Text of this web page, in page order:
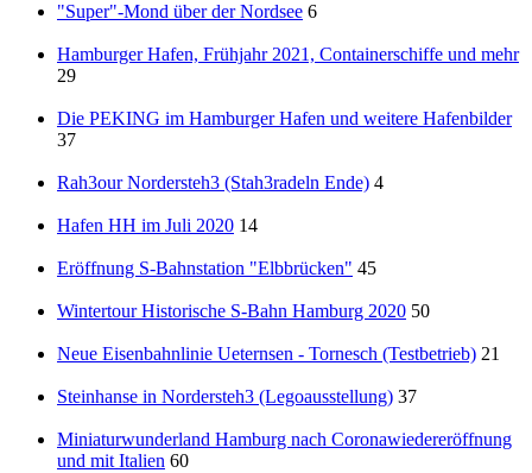
"Super"-Mond über der Nordsee 6
Hamburger Hafen, Frühjahr 2021, Containerschiffe und mehr
29
Die PEKING im Hamburger Hafen und weitere Hafenbilder
37
Rah3our Nordersteh3 (Stah3radeln Ende) 4
Hafen HH im Juli 2020 14
Eröffnung S-Bahnstation "Elbbrücken" 45
Wintertour Historische S-Bahn Hamburg 2020 50
Neue Eisenbahnlinie Ueternsen - Tornesch (Testbetrieb) 21
Steinhanse in Nordersteh3 (Legoausstellung) 37
Miniaturwunderland Hamburg nach Coronawiedereröffnung
und mit Italien 60